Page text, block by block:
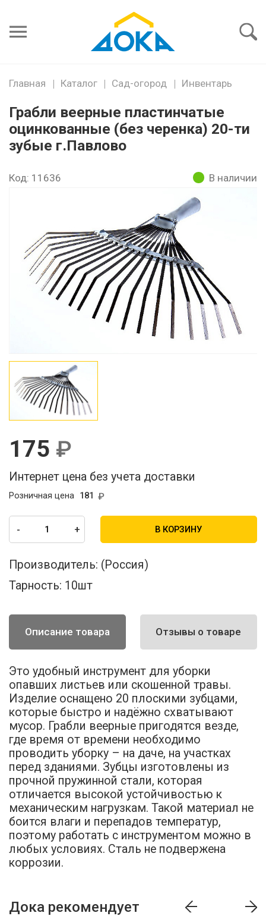
пароль
Главная Каталог Сад-огород Инвентарь
Грабли веерные пластинчатые
оцинкованные (без черенка) 20-ти
зубые г.Павлово
Код: 11636 В наличии
175
Интернет цена без учета доставки
181
Розничная цена
- + В КОРЗИНУ
Производитель: (Россия)
Тарность: 10шт
Описание товара Отзывы о товаре
Это удобный инструмент для уборки
опавших листьев или скошенной травы.
Изделие оснащено 20 плоскими зубцами,
которые быстро и надёжно схватывают
мусор. Грабли веерные пригодятся везде,
где время от времени необходимо
проводить уборку – на даче, на участках
перед зданиями. Зубцы изготовлены из
прочной пружинной стали, которая
отличается высокой устойчивостью к
механическим нагрузкам. Такой материал не
боится влаги и перепадов температур,
поэтому работать с инструментом можно в
любых условиях. Сталь не подвержена
коррозии.
Дока рекомендует